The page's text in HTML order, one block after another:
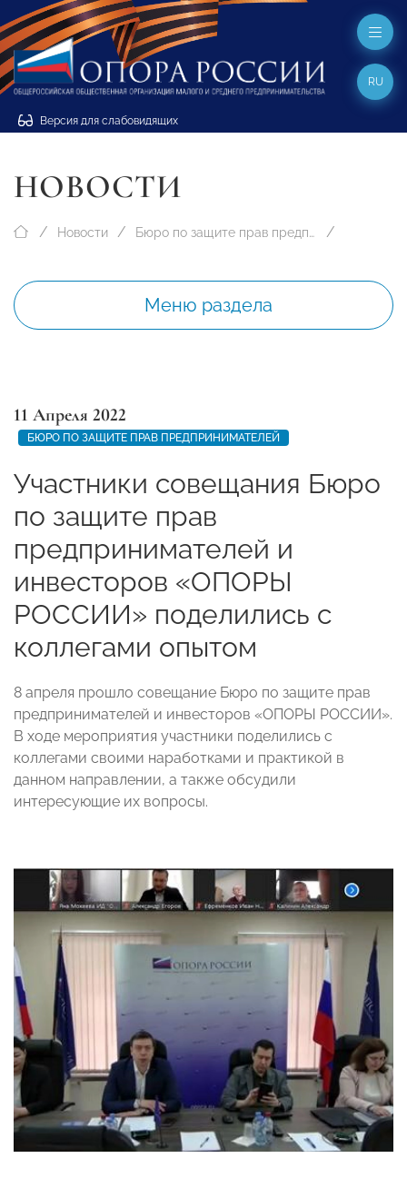
Версия для слабовидящих
RU
НОВОСТИ
Новости Бюро по защите прав предпринимателей
Меню раздела
11 Апреля 2022
БЮРО ПО ЗАЩИТЕ ПРАВ ПРЕДПРИНИМАТЕЛЕЙ
Участники совещания Бюро
по защите прав
предпринимателей и
инвесторов «ОПОРЫ
РОССИИ» поделились с
коллегами опытом
8 апреля прошло совещание Бюро по защите прав
предпринимателей и инвесторов «ОПОРЫ РОССИИ».
В ходе мероприятия участники поделились с
коллегами своими наработками и практикой в
данном направлении, а также обсудили
интересующие их вопросы.